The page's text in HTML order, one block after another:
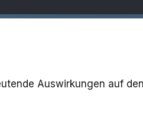
Auswirkungen auf